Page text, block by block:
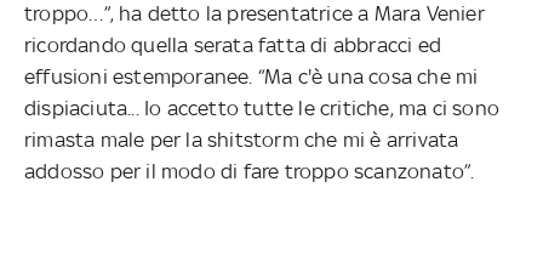
troppo…”, ha detto la presentatrice a Mara Venier
ricordando quella serata fatta di abbracci ed
effusioni estemporanee. “Ma c'è una cosa che mi
dispiaciuta... Io accetto tutte le critiche, ma ci sono
rimasta male per la shitstorm che mi è arrivata
addosso per il modo di fare troppo scanzonato”.